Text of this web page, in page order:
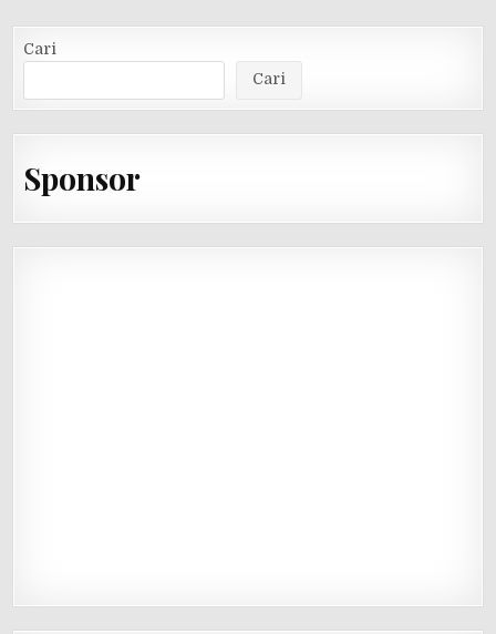
Cari
Cari
Sponsor